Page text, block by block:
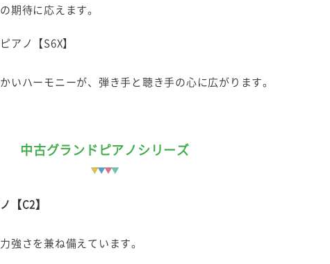
期待に応えます。
アノ【S6X】
いハーモニーが、弾き手と聴き手の心に広がります。
中古グランドピアノシリーズ
【C2】
強さを兼ね備えています。